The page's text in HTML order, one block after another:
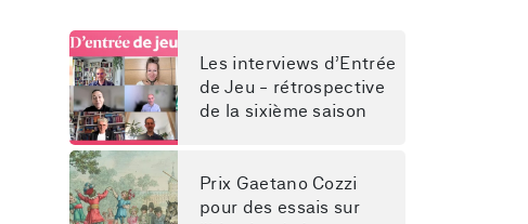
Les interviews d’Entrée
de Jeu - rétrospective
de la sixième saison
Prix Gaetano Cozzi
pour des essais sur